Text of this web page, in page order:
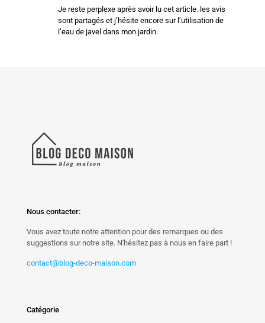
Je reste perplexe après avoir lu cet article. les avis
sont partagés et j’hésite encore sur l’utilisation de
l’eau de javel dans mon jardin.
Nous contacter:
Vous avez toute notre attention pour des remarques ou des
suggestions sur notre site. N'hésitez pas à nous en faire part !
contact@blog-deco-maison.com
Catégorie